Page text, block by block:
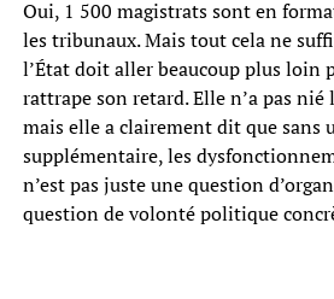
Oui, 1 500 magistrats sont en
les tribunaux. Mais tout cela ne
l’État doit aller beaucoup plus loin
rattrape son retard. Elle n’a pas
mais elle a clairement dit que sans
supplémentaire, les
n’est pas juste une question
question de volonté politique